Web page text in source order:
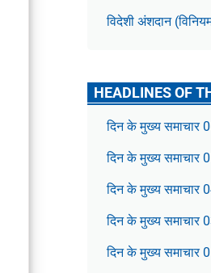
विदेशी अंशदान
HEADLINES OF
दिन के मुख्य समाचार
दिन के मुख्य समाचार
दिन के मुख्य समाचार
दिन के मुख्य समाचार
दिन के मुख्य समाचार